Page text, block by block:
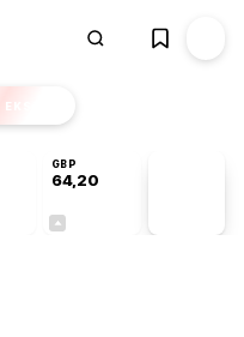
EKSTRA
GBP
64,20